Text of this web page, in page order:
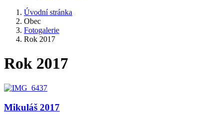
Úvodní stránka
Obec
Fotogalerie
Rok 2017
Rok 2017
Mikuláš 2017